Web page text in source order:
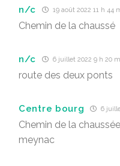
n/c 19 août 2022 11 h 44
Chemin de la chaussé
n/c 6 juillet 2022 9 h 20
route des deux ponts
Centre bourg 6
Chemin de la
meynac